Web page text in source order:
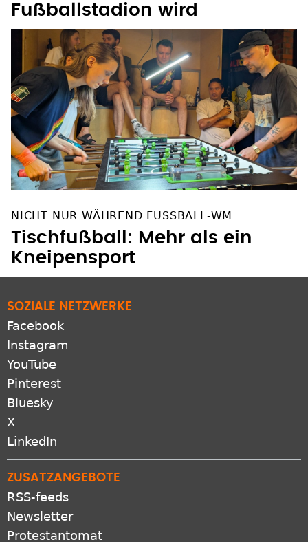
Fußballstadion wird
NICHT NUR WÄHREND FUSSBALL-WM
Tischfußball: Mehr als ein
Kneipensport
SOZIALE NETZWERKE
Facebook
Instagram
YouTube
Pinterest
Bluesky
X
LinkedIn
ZUSATZANGEBOTE
RSS-feeds
Newsletter
Protestantomat